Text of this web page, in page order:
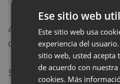
4. ¿No oyes nada?
configuración de la
5. Habilitar la cámara y el
Ese sitio web
Este sitio web usa
experiencia del
sitio web, usted acepta
de acuerdo con
cookies. Más